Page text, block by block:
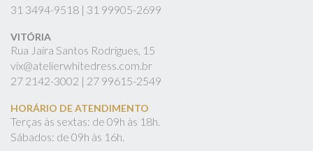
31 3494-9518 | 31 99905-2699
VITÓRIA
Rua Jaíra Santos Rodrigues, 15
vix@atelierwhitedress.com.br
27 2142-3002 | 27 99615-2549
HORÁRIO DE ATENDIMENTO
Terças às sextas: de 09h às 18h.
Sábados: de 09h às 16h.